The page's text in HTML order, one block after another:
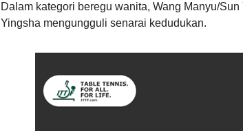
Dalam kategori beregu wanita, Wang Manyu/
Yingsha mengungguli senarai kedudukan.